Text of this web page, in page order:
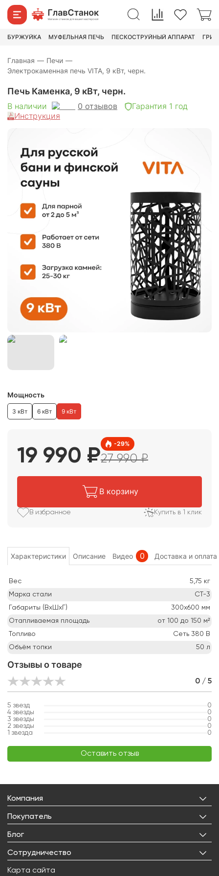
БУРЖУЙКА МУФЕЛЬНАЯ ПЕЧЬ ПЕСКОСТРУЙНЫЙ АППАРАТ
Главная — Печи —
Электрокаменная печь VITA, 9 кВт, черн.
19 990 ₽27 990
Печь Каменка, 9 кВт, черн.
В наличии 0 отзывов
Гарантия 1 год
Инструкция
Мощность
3 кВт 6 кВт 9 кВт
19 990 ₽
-29%
27 990₽
В корзину
В избранное Купить в 1 клик
Характеристики Описание Видео 0 Доставка и оплата
Вес 5,75 кг
Марка стали
СТ-3
Габариты (ВхШхГ)
300х600 мм
Отапливаемая площадь
от 100 до 150 м²
Топливо
Сеть 380 В
Объём топки
50 л
Отзывы о товаре
0 / 5
5 звезд
0
4 звезды
0
3 звезды
0
2 звезды
0
1 звезда 0
Оставить отзыв
Компания
О нас
Реквизиты
Покупатель
Личный кабинет
Избранное
Доставка
Блог
Все статьи
Сотрудничество
Оптовым покупателям
Карта сайта